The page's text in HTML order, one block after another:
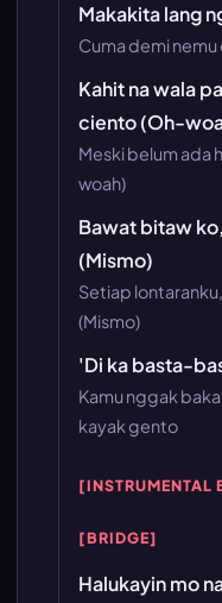
Makakita lang
Cuma demi
Kahit na wala
ciento (Oh-
Meski belum ada
woah)
Bawat bitaw
(Mismo)
Setiap
(Mismo)
'Di ka basta-
Kamu nggak
kayak gento
[INSTRUMENTAL
[BRIDGE]
Halukayin mo